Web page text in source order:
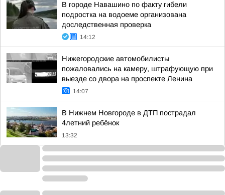
В городе Навашино по факту гибели
подростка на водоеме организована
доследственная проверка
14:12
Нижегородские автомобилисты
пожаловались на камеру, штрафующую при
выезде со двора на проспекте Ленина
14:07
В Нижнем Новгороде в ДТП пострадал
4летний ребёнок
13:32